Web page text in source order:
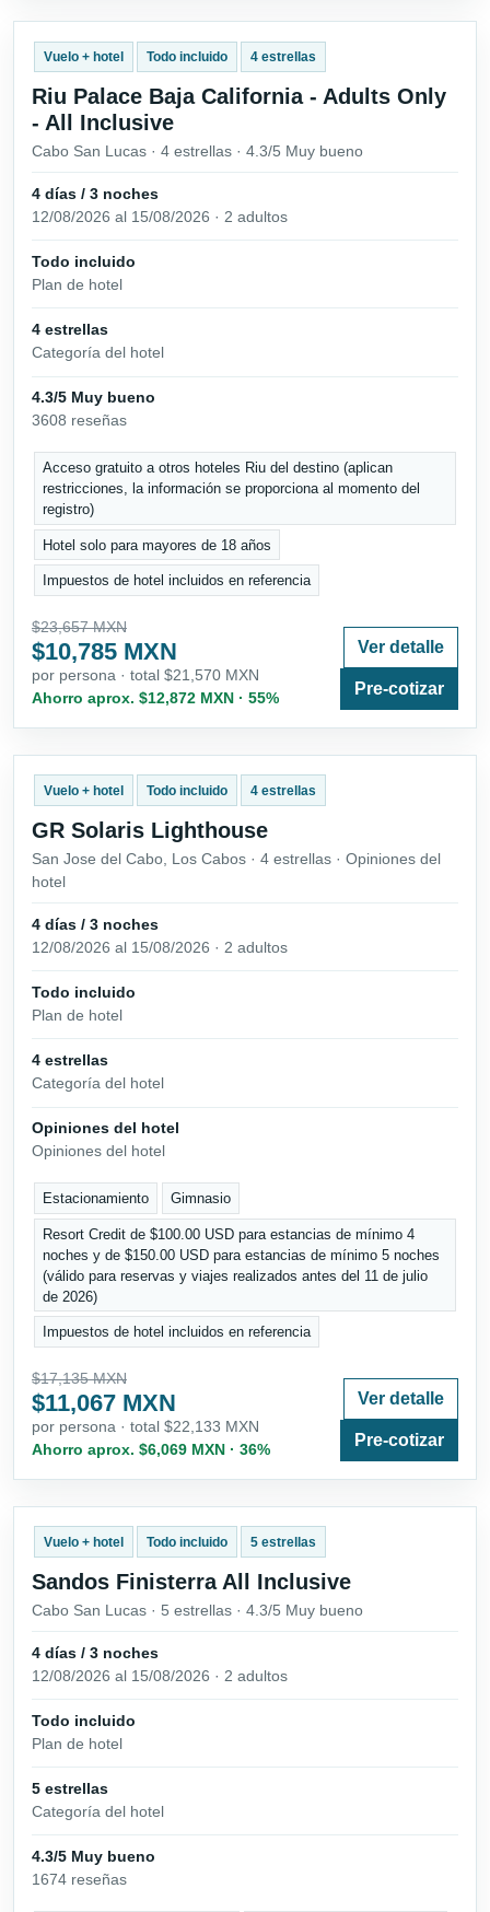
Vuelo + hotel Todo incluido 4 estrellas
Riu Palace Baja California - Adults Only
- All Inclusive
Cabo San Lucas · 4 estrellas · 4.3/5 Muy bueno
4 días / 3 noches
12/08/2026 al 15/08/2026 · 2 adultos
Todo incluido
Plan de hotel
4 estrellas
Categoría del hotel
4.3/5 Muy bueno
3608 reseñas
Acceso gratuito a otros hoteles Riu del destino (aplican
restricciones, la información se proporciona al momento del
registro)
Hotel solo para mayores de 18 años
Impuestos de hotel incluidos en referencia
$23,657 MXN
$10,785 MXN
por persona · total $21,570 MXN
Ahorro aprox. $12,872 MXN · 55%
Ver detalle
Pre-cotizar
Vuelo + hotel Todo incluido 4 estrellas
GR Solaris Lighthouse
San Jose del Cabo, Los Cabos · 4 estrellas · Opiniones del
hotel
4 días / 3 noches
12/08/2026 al 15/08/2026 · 2 adultos
Todo incluido
Plan de hotel
4 estrellas
Categoría del hotel
Opiniones del hotel
Opiniones del hotel
Estacionamiento Gimnasio
Resort Credit de $100.00 USD para estancias de mínimo 4
noches y de $150.00 USD para estancias de mínimo 5 noches
(válido para reservas y viajes realizados antes del 11 de julio
de 2026)
Impuestos de hotel incluidos en referencia
$17,135 MXN
$11,067 MXN
por persona · total $22,133 MXN
Ahorro aprox. $6,069 MXN · 36%
Ver detalle
Pre-cotizar
Vuelo + hotel Todo incluido 5 estrellas
Sandos Finisterra All Inclusive
Cabo San Lucas · 5 estrellas · 4.3/5 Muy bueno
4 días / 3 noches
12/08/2026 al 15/08/2026 · 2 adultos
Todo incluido
Plan de hotel
5 estrellas
Categoría del hotel
4.3/5 Muy bueno
1674 reseñas